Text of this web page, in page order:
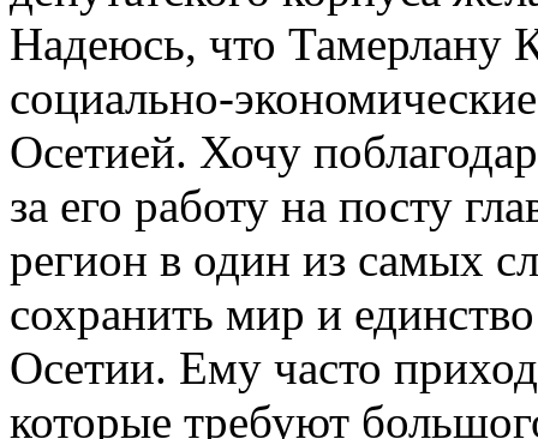
Надеюсь, что Тамерлану
социально-
Осетией. Хочу
за его работу на посту
регион в один из самых
сохранить мир и
Осетии. Ему часто
которые требуют